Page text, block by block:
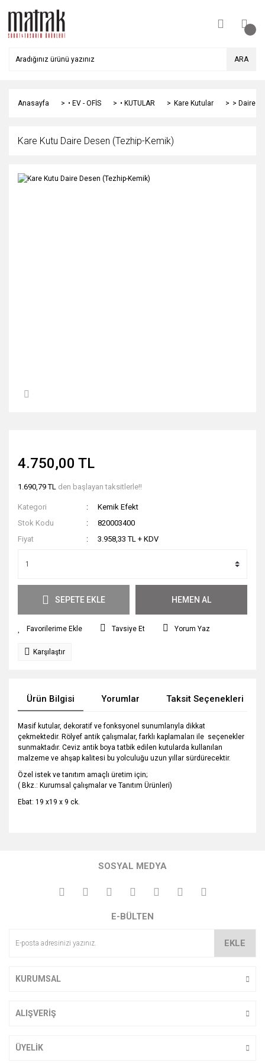
ARA
Anasayfa • EV - OFİS • KUTULAR Kare Kutular > Daire
Kare Kutu Daire Desen (Tezhip-Kemik)
4.750,00 TL
1.690,79 TL den başlayan taksitlerle!!
Kategori
Kemik Efekt
Stok Kodu
820003400
Fiyat
3.958,33 TL + KDV
SEPETE EKLE HEMEN AL
Tavsiye Et Yorum Yaz
Karşılaştır
Ürün Bilgisi Yorumlar Taksit Seçenekleri
Masif kutular, dekoratif ve fonksyonel sunumlarıyla dikkat
çekmektedir. Rölyef antik çalışmalar, farklı kaplamaları ile seçenekler
sunmaktadır. Ceviz antik boya tatbik edilen kutularda kullanılan
malzeme ve ahşap kalitesi bu yolculuğu uzun yıllar sürdürecektir.
Özel istek ve tanıtım amaçlı üretim için;
( Bkz.: Kurumsal çalışmalar ve Tanıtım Ürünleri)
Ebat: 19 x19 x 9 ck.
kullanarak tarafımıza iletebilirsiniz.
Görüş ve önerileriniz için teşekkür ederiz.
Ürün açıklamasında eksik bilgiler bulunuyor.
SOSYAL MEDYA
E-BÜLTEN
EKLE
KURUMSAL
ALIŞVERİŞ
ÜYELİK